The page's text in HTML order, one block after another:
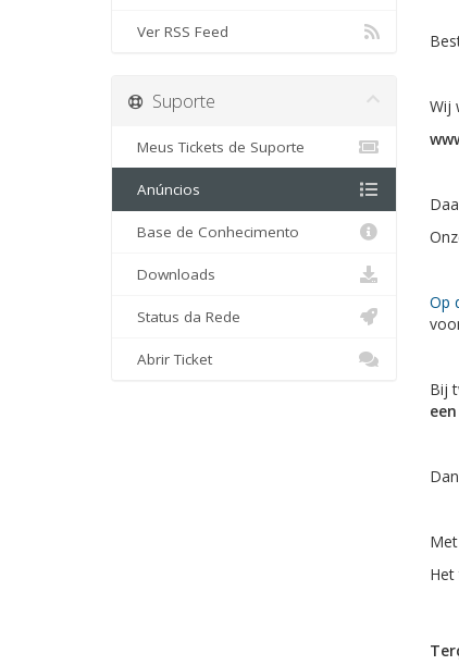
Ver RSS Feed
Wij
Op
Bij
Het
Suporte
Meus Tickets de Suporte
Anúncios
Base de Conhecimento
Downloads
Status da Rede
Abrir Ticket